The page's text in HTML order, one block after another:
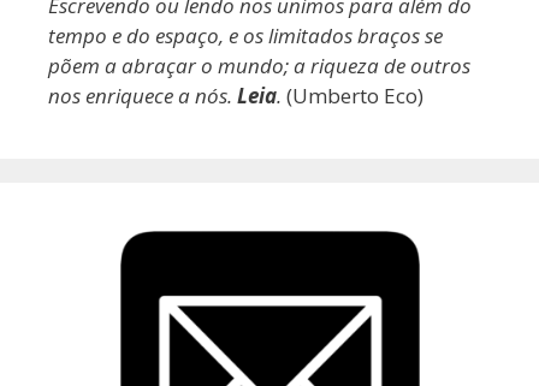
tempo e do espaço, e os limitados braços se
põem a abraçar o mundo; a riqueza de outros
nos enriquece a nós. Leia. (Umberto Eco)